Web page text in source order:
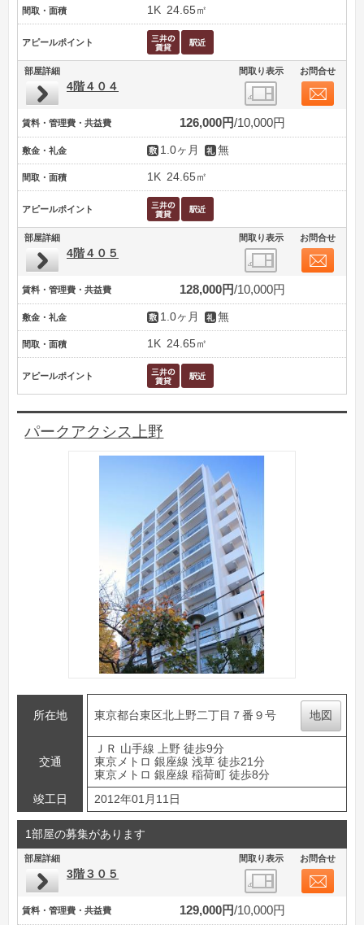
間取・面積 1K 24.65㎡
アピールポイント
部屋詳細 間取り表示 お問合せ
4階４０４
賃料・管理費・共益費 126,000円 10,000円
敷金・礼金 1.0ヶ月 無
間取・面積 1K 24.65㎡
アピールポイント
部屋詳細 間取り表示 お問合せ
4階４０５
賃料・管理費・共益費 128,000円 10,000円
敷金・礼金 1.0ヶ月 無
間取・面積 1K 24.65㎡
アピールポイント
パークアクシス上野
所在地 東京都台東区北上野二丁目７番９号 地図
交通
ＪＲ 山手線 上野 徒歩9分
東京メトロ 銀座線 浅草 徒歩21分
東京メトロ 銀座線 稲荷町 徒歩8分
竣工日
2012年01月11日
1部屋の募集があります
部屋詳細 間取り表示 お問合せ
3階３０５
賃料・管理費・共益費 129,000円 10,000円